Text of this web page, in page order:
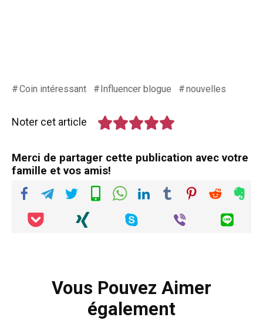
Coin intéressant Influencer blogue nouvelles
Noter cet article
Merci de partager cette publication avec votre
famille et vos amis!
Vous Pouvez Aimer
également